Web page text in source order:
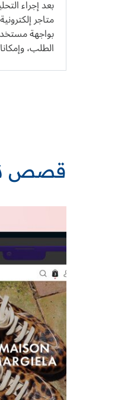
بعد إجراء
متاجر
بواجهة
الطلب،
قصص